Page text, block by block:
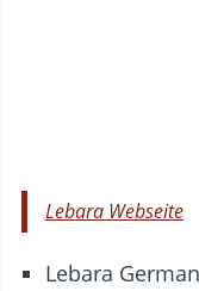
Lebara Webseite
Lebara